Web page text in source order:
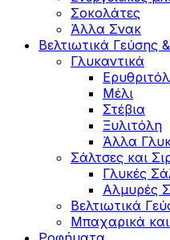
Σοκολάτες
Άλλα Σνακ
Βελτιωτικά Γεύσης
Γλυκαντικά
Μέλι
Στέβια
Ξυλιτόλη
Άλλα
Σάλτσες και
Γλυκές
Αλμυρές
Bελτιωτικά
Μπαχαρικά